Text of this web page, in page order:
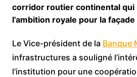
corridor routier continental qui
l’ambition royale pour la
Le Vice-président de la Banque
infrastructures a souligné
l’institution pour une